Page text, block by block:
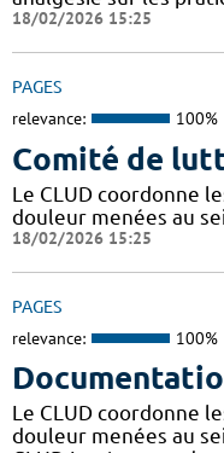
18/02/2026 15:25
PAGES
relevance: 100%
Comité de
Le CLUD coordonne
douleur menées au
18/02/2026 15:25
PAGES
relevance: 100%
Le CLUD coordonne
douleur menées au